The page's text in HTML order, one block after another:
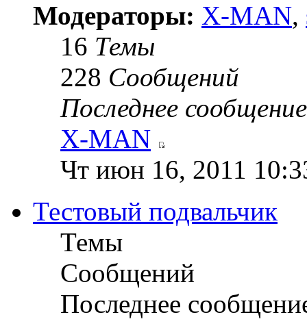
Модераторы: X-MAN,
16 Темы
228 Сообщений
Последнее сообщение
X-MAN
Чт июн 16, 2011
Тестовый подвальчик
Темы
Сообщений
Последнее